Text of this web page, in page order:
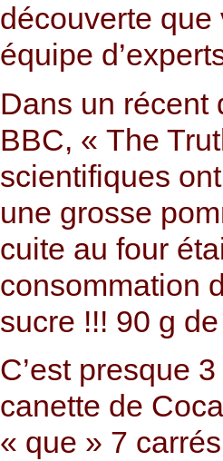
découverte
équipe
Dans un récent
BBC, « The
scientifiques
une grosse
cuite au four
consommation
sucre !!! 90 g
C’est presque
canette de
« que » 7